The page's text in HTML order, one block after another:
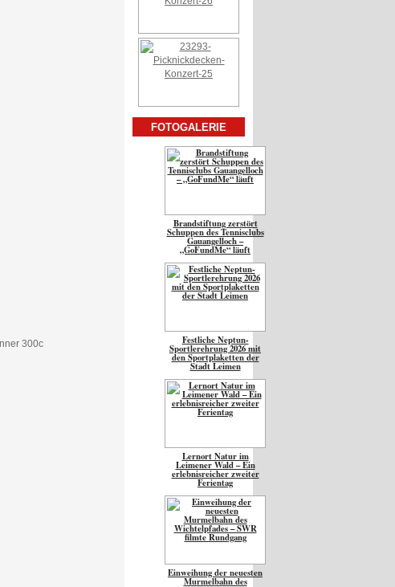
FOTOGALERIE
Brandstiftung zerstört
Schuppen des Tennisclubs
Gauangelloch –
„GoFundMe“ läuft
Festliche Neptun-
Sportlerehrung 2026 mit
den Sportplaketten der
Stadt Leimen
Lernort Natur im
Leimener Wald – Ein
erlebnisreicher zweiter
Ferientag
Einweihung der neuesten
Murmelbahn des